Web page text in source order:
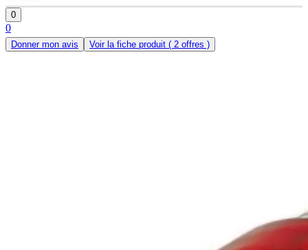
0
0
Donner mon avis Voir la fiche produit ( 2 offres )